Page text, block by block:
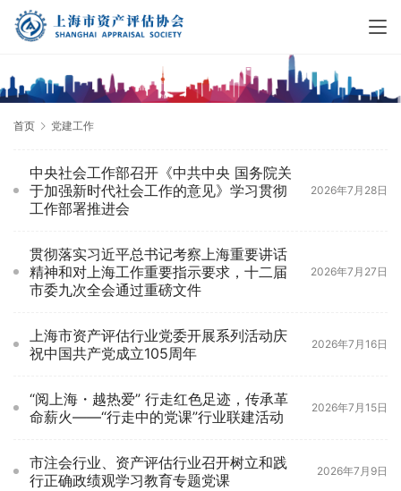
首页 党建工作
中央社会工作部召开《中共中央 国务院关
于加强新时代社会工作的意见》学习贯彻
工作部署推进会
2026年7月28日
贯彻落实习近平总书记考察上海重要讲话
精神和对上海工作重要指示要求，十二届
市委九次全会通过重磅文件
2026年7月27日
上海市资产评估行业党委开展系列活动庆
祝中国共产党成立105周年
2026年7月16日
“阅上海・越热爱” 行走红色足迹，传承革
命薪火——“行走中的党课”行业联建活动
2026年7月15日
市注会行业、资产评估行业召开树立和践
行正确政绩观学习教育专题党课
2026年7月9日